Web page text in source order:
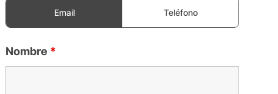
Email Teléfono
Nombre *